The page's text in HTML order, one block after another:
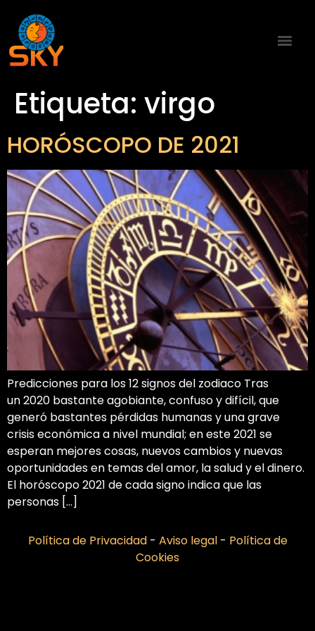
Etiqueta: virgo
HORÓSCOPO DE 2021
Predicciones para los 12 signos del zodiaco Tras
un 2020 bastante agobiante, confuso y difícil, que
generó bastantes pérdidas humanas y una grave
crisis económica a nivel mundial; en este 2021 se
esperan mejores cosas, nuevos cambios y nuevas
oportunidades en temas del amor, la salud y el dinero.
El horóscopo 2021 de cada signo indica que las
personas […]
Política de Privacidad - Aviso legal - Política de
Cookies